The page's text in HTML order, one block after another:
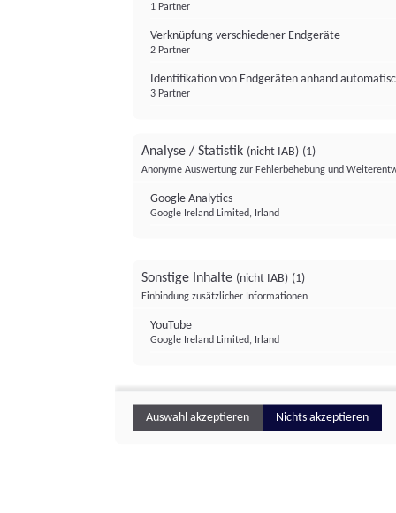
1 Partner
Verknüpfung verschiedener Endgeräte
2 Partner
Identifikation von Endgeräten anhand
3 Partner
Analyse / Statistik (nicht IAB) (1)
Anonyme Auswertung zur Fehlerbehebung und
Google Analytics
Google Ireland Limited, Irland
Sonstige Inhalte (nicht IAB) (1)
Einbindung zusätzlicher Informationen
YouTube
Google Ireland Limited, Irland
Auswahl akzeptieren Nichts akzeptieren